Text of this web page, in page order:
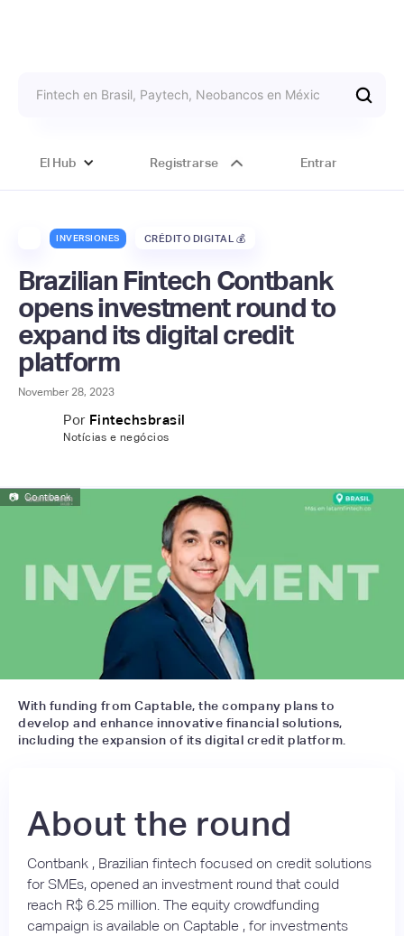
El Hub Registrarse Entrar
INVERSIONES CRÉDITO DIGITAL 💰
Brazilian Fintech Contbank
opens investment round to
expand its digital credit
platform
November 28, 2023
Por Fintechsbrasil
Notícias e negócios
📷 Contbank
With funding from Captable, the company plans to
develop and enhance innovative financial solutions,
including the expansion of its digital credit platform.
About the round
Contbank , Brazilian fintech focused on credit solutions
for SMEs, opened an investment round that could
reach R$ 6.25 million. The equity crowdfunding
campaign is available on Captable , for investments